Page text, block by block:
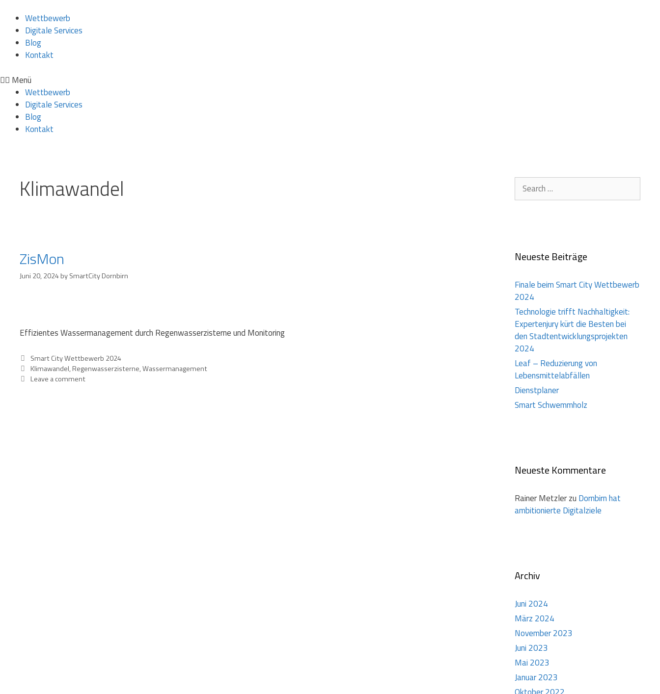
Wettbewerb
Digitale Services
Blog
Kontakt
Menü
Wettbewerb
Digitale Services
Blog
Kontakt
Klimawandel
ZisMon
Juni 20, 2024bySmartCity Dornbirn
Effizientes Wassermanagement durch Regenwasserzisterne und Monitoring
Categories
Smart City Wettbewerb 2024
Tags
Klimawandel,Regenwasserzisterne,Wassermanagement
Leave a comment
Search
for:
Neueste Beiträge
Finale beim Smart City Wettbewerb
2024
Technologie trifft Nachhaltigkeit:
Expertenjury kürt die Besten bei
den Stadtentwicklungsprojekten
2024
Leaf – Reduzierung von
Lebensmittelabfällen
Dienstplaner
Smart Schwemmholz
Neueste Kommentare
Rainer Metzlerzu Dornbirn hat
ambitionierte Digitalziele
Archiv
Juni 2024
März 2024
November 2023
Juni 2023
Mai 2023
Januar 2023